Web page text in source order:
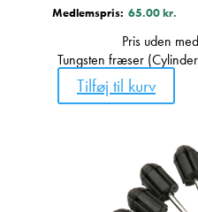
Medlemspris: 65.00kr.
Pris uden
Tungsten fræser
Tilføj til kurv